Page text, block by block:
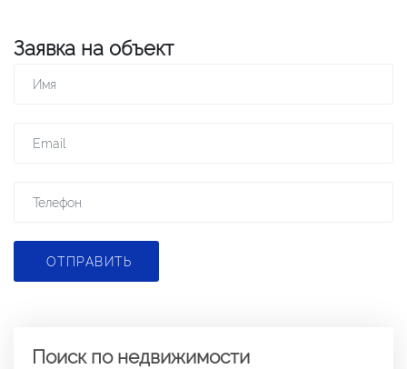
Заявка на объект
ОТПРАВИТЬ
Поиск по недвижимости